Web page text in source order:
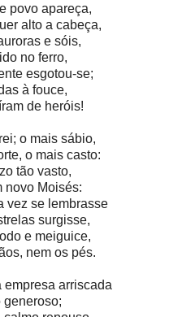
povo apareça,
alto a cabeça,
e sóis,
no ferro,
esgotou-se;
à fouce,
de heróis!
o mais sábio,
o mais casto:
tão vasto,
novo Moisés:
vez se lembrasse
surgisse,
e meiguice,
nem os pés.
arriscada
generoso;